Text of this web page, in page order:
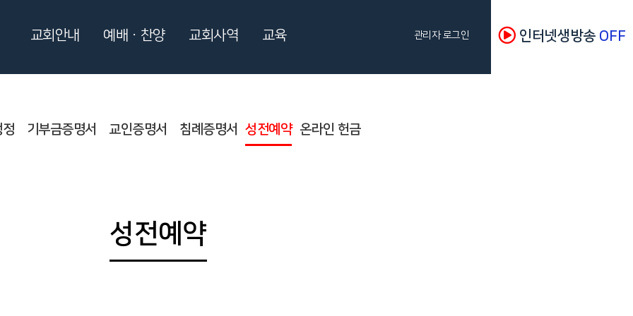
기부금증명서 교인증명서 침례증명서 성전예약 온라인 헌금
성전예약
교회안내 예배ㆍ찬양 교회사역 교육 관리자 로그인 인터넷생방송 OFF